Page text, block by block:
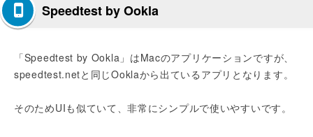
Speedtest by Ookla
「Speedtest by Ookla」はMacのアプリケーションですが、
speedtest.netと同じOoklaから出ているアプリとなります。
そのためUIも似ていて、非常にシンプルで使いやすいです。